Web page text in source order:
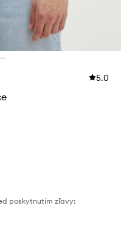
5.0
poskytnutím zľavy: